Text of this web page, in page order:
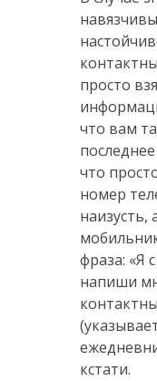
просто
что вам
что
номер
наизусть,
фраза: «Я
напиши
кстати.